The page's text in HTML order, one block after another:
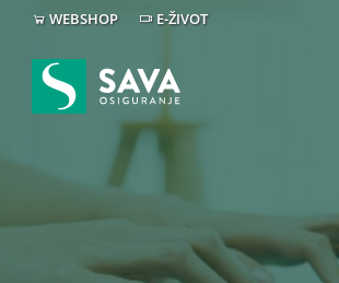
WEBSHOP E-ŽIVOT